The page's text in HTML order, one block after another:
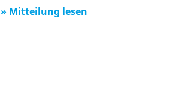
Mitteilung lesen